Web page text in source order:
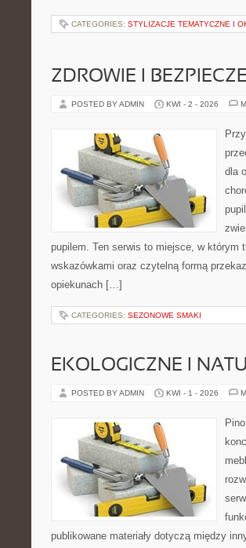
CATEGORIES: STYLIZACJE TEMATYCZNE I
ZDROWIE I
POSTED BY ADMIN KWI - 2 - 2026
dla
pupilem. Ten serwis to miejsce, w
wskazówkami oraz czytelną formą
opiekunach […]
CATEGORIES: SEZONOWE SMAKI
EKOLOGICZNE I
POSTED BY ADMIN KWI - 1 - 2026
publikowane materiały dotyczą między